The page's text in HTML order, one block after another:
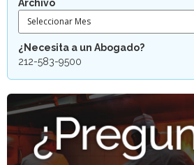
Archivo
Seleccionar Mes
¿Necesita a un Abogado?
212-583-9500